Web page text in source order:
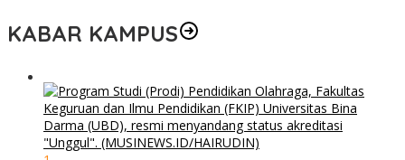
KABAR KAMPUS